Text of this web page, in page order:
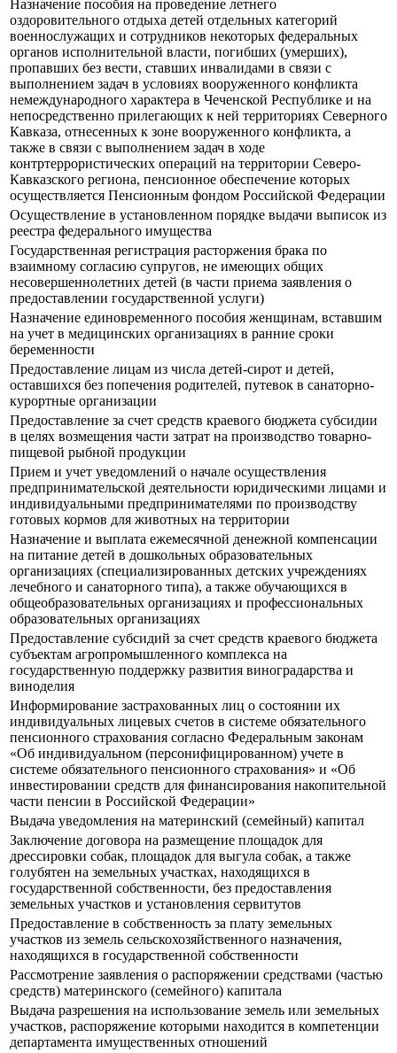
Назначение пособия на проведение летнего
оздоровительного отдыха детей отдельных категорий
военнослужащих и сотрудников некоторых федеральных
органов исполнительной власти, погибших (умерших),
пропавших без вести, ставших инвалидами в связи с
выполнением задач в условиях вооруженного конфликта
немеждународного характера в Чеченской Республике и на
непосредственно прилегающих к ней территориях Северного
Кавказа, отнесенных к зоне вооруженного конфликта, а
также в связи с выполнением задач в ходе
контртеррористических операций на территории Северо-
Кавказского региона, пенсионное обеспечение которых
осуществляется Пенсионным фондом Российской Федерации
Осуществление в установленном порядке выдачи выписок из
реестра федерального имущества
Государственная регистрация расторжения брака по
взаимному согласию супругов, не имеющих общих
несовершеннолетних детей (в части приема заявления о
предоставлении государственной услуги)
Назначение единовременного пособия женщинам, вставшим
на учет в медицинских организациях в ранние сроки
беременности
Предоставление лицам из числа детей-сирот и детей,
оставшихся без попечения родителей, путевок в санаторно-
курортные организации
Предоставление за счет средств краевого бюджета субсидии
в целях возмещения части затрат на производство товарно-
пищевой рыбной продукции
Прием и учет уведомлений о начале осуществления
предпринимательской деятельности юридическими лицами и
индивидуальными предпринимателями по производству
готовых кормов для животных на территории
Назначение и выплата ежемесячной денежной компенсации
на питание детей в дошкольных образовательных
организациях (специализированных детских учреждениях
лечебного и санаторного типа), а также обучающихся в
общеобразовательных организациях и профессиональных
образовательных организациях
Предоставление субсидий за счет средств краевого бюджета
субъектам агропромышленного комплекса на
государственную поддержку развития виноградарства и
виноделия
Информирование застрахованных лиц о состоянии их
индивидуальных лицевых счетов в системе обязательного
пенсионного страхования согласно Федеральным законам
«Об индивидуальном (персонифицированном) учете в
системе обязательного пенсионного страхования» и «Об
инвестировании средств для финансирования накопительной
части пенсии в Российской Федерации»
Выдача уведомления на материнский (семейный) капитал
Заключение договора на размещение площадок для
дрессировки собак, площадок для выгула собак, а также
голубятен на земельных участках, находящихся в
государственной собственности, без предоставления
земельных участков и установления сервитутов
Предоставление в собственность за плату земельных
участков из земель сельскохозяйственного назначения,
находящихся в государственной собственности
Рассмотрение заявления о распоряжении средствами (частью
средств) материнского (семейного) капитала
Выдача разрешения на использование земель или земельных
участков, распоряжение которыми находится в компетенции
департамента имущественных отношений